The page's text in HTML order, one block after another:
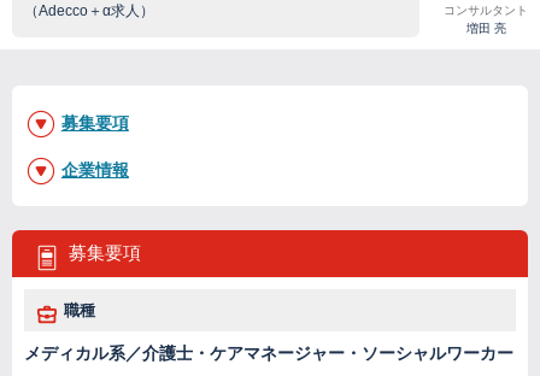
（Adecco＋α求人）
コンサルタント
増田 亮
募集要項
職種
メディカル系／介護士・ケアマネージャー・ソーシャルワーカー
募集要項
企業情報